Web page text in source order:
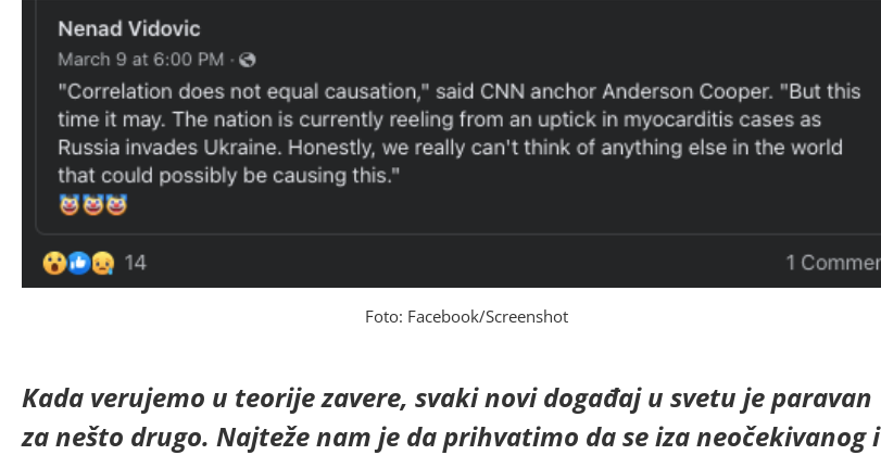
Foto: Facebook/Screenshot
Kada verujemo u teorije zavere, svaki novi događaj u svetu je paravan
za nešto drugo. Najteže nam je da prihvatimo da se iza neočekivanog i